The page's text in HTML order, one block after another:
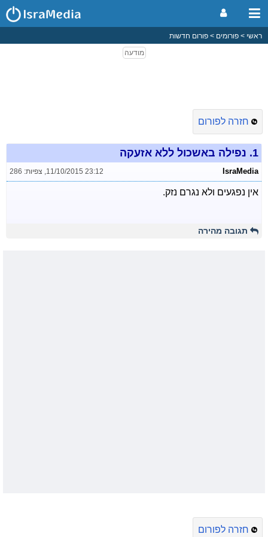
ראשי פורומים פורום חדשות
חזרה לפורום
1. נפילה באשכול ללא אזעקה
IsraMedia
11/10/2015 23:12
, צפיות: 286
אין נפגעים ולא נגרם נזק.
תגובה מהירה
חזרה לפורום